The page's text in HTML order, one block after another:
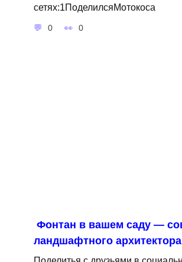
сетях:1ПоделилсяМотокоса
0 0
Фонтан в вашем саду —
ландшафтного архитектора